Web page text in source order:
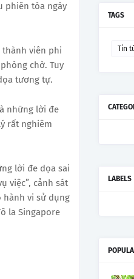
phiên tòa ngày
thành viên phi
chờ. Tuy
tương tự.
những lời đe
rất nghiêm
lời đe dọa sai
việc”, cảnh sát
hành vi sử dụng
la Singapore
TAGS
Tin
LABELS